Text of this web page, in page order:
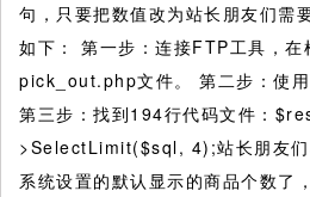
句，只要把数值改为站长朋友们需
如下： 第一步：连接FTP工具，在
pick_out.php文件。 第二步：使用
第三步：找到194行代码文件：
>SelectLimit($sql, 4);站长朋友们
系统设置的默认显示的商品个数了